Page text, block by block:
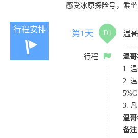
感受冰原探险号，乘
行程安排 第1天 D1 温
行程
温哥
1.
2.
3.
温
备注